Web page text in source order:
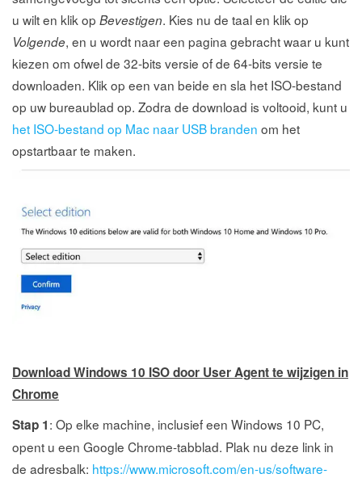
u wilt en klik op Bevestigen. Kies nu de taal en klik op
Volgende, en u wordt naar een pagina gebracht waar u kunt
kiezen om ofwel de 32-bits versie of de 64-bits versie te
downloaden. Klik op een van beide en sla het ISO-bestand
op uw bureaublad op. Zodra de download is voltooid, kunt u
het ISO-bestand op Mac naar USB branden om het
opstartbaar te maken.
Download Windows 10 ISO door User Agent te wijzigen in
Chrome
Stap 1: Op elke machine, inclusief een Windows 10 PC,
opent u een Google Chrome-tabblad. Plak nu deze link in
de adresbalk: https://www.microsoft.com/en-us/software-